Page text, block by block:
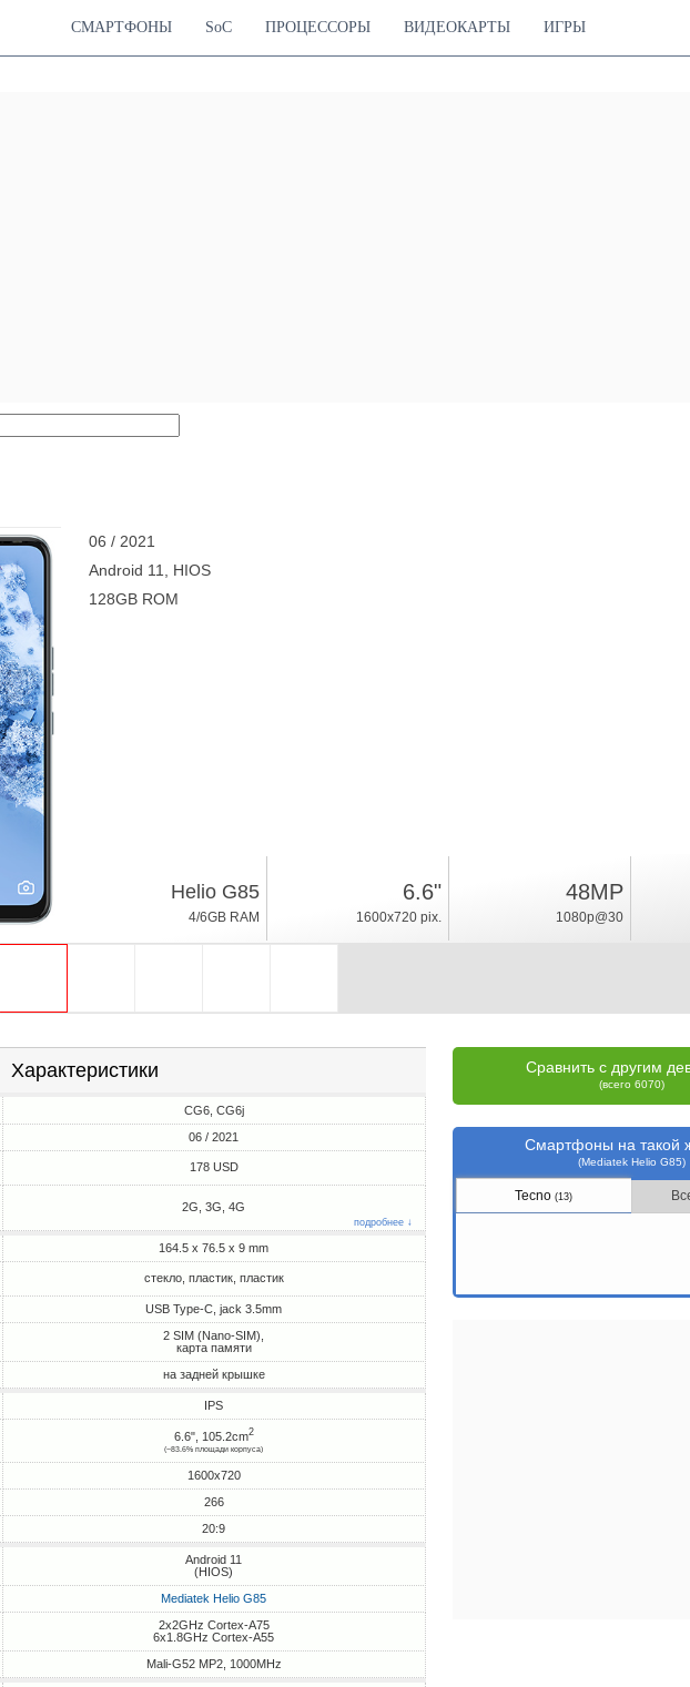
СМАРТФОНЫ SoC ПРОЦЕССОРЫ ВИДЕОКАРТЫ ИГРЫ
06 / 2021
Android 11, HIOS
128GB ROM
Helio G85
4/6GB RAM
6.6"
1600x720 pix.
48MP
1080p@30
Характеристики
CG6, CG6j
06 / 2021
178 USD
2G, 3G, 4G
подробнее ↓
164.5 x 76.5 x 9 mm
стекло, пластик, пластик
USB Type-C, jack 3.5mm
2 SIM (Nano-SIM),
карта памяти
на задней крышке
IPS
6.6", 105.2cm2
(~83.6% площади корпуса)
1600x720
266
20:9
Android 11
(HIOS)
Mediatek Helio G85
2x2GHz Cortex-A75
6x1.8GHz Cortex-A55
Mali-G52 MP2, 1000MHz
Сравнить с другим
(всего 6070)
Смартфоны на такой
(Mediatek Helio G85)
Tecno(13)